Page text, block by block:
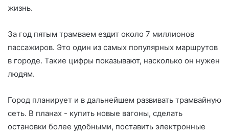
жизнь.
За год пятым трамваем ездит около 7 миллионов
пассажиров. Это один из самых популярных маршрутов
в городе. Такие цифры показывают, насколько он нужен
людям.
Город планирует и в дальнейшем развивать трамвайную
сеть. В планах - купить новые вагоны, сделать
остановки более удобными, поставить электронные